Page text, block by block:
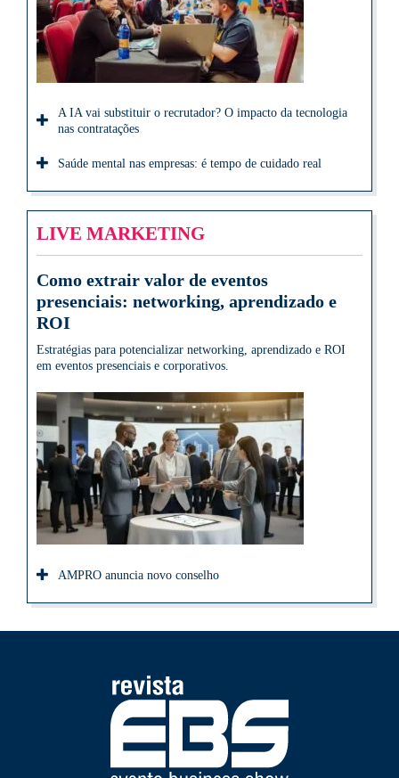
A IA vai substituir o recrutador? O impacto da tecnologia
nas contratações
Saúde mental nas empresas: é tempo de cuidado real
LIVE MARKETING
Como extrair valor de eventos
presenciais: networking, aprendizado e
ROI
Estratégias para potencializar networking, aprendizado e ROI
em eventos presenciais e corporativos.
AMPRO anuncia novo conselho